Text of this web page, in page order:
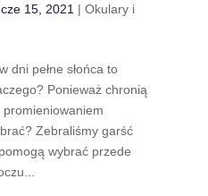
cze 15, 2021 | Okulary i
dni pełne słońca to
Ponieważ chronią
Zebraliśmy garść
wybrać przede